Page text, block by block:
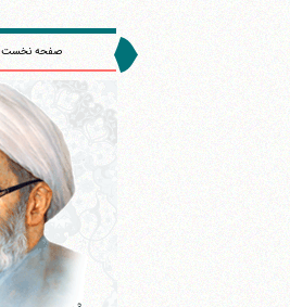
صفحه نخست